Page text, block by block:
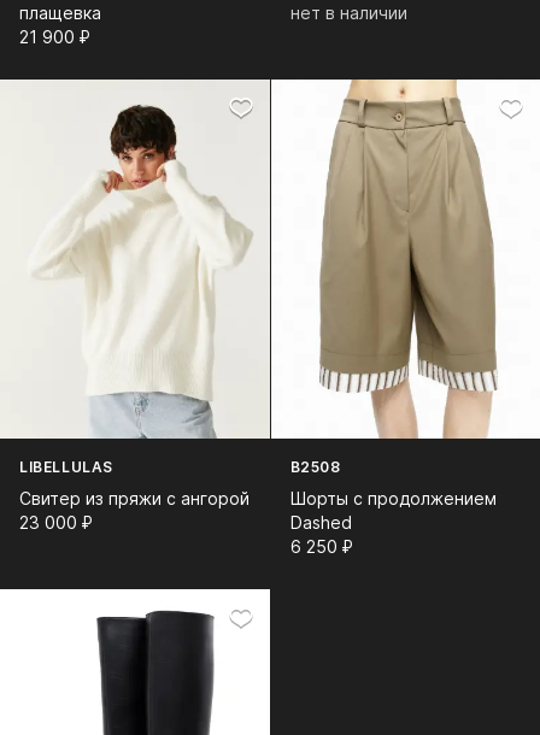
плащевка
21 900⁠ ⁠₽
нет в наличии
LIBELLULAS
Свитер из пряжи с ангорой
23 000⁠ ⁠₽
B2508
Шорты с продолжением
Dashed
6 250⁠ ⁠₽